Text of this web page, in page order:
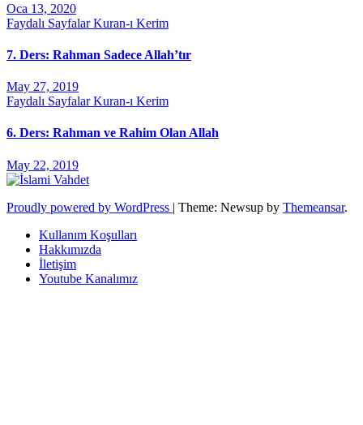
Oca 13, 2020
Faydalı SayfalarKuran-ı Kerim
7. Ders: Rahman Sadece Allah’tır
May 27, 2019
Faydalı SayfalarKuran-ı Kerim
6. Ders: Rahman ve Rahim Olan Allah
May 22, 2019
Proudly powered by WordPress | Theme: Newsup by Themeansar.
Kullanım Koşulları
Hakkımızda
İletişim
Youtube Kanalımız